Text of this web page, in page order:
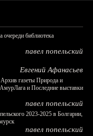
очереди библиотека
павел попельский
Евгений Афанасьев
газеты Природа и
и Последние выставки
павел попельский
2023-2025 в Болгарии,
павел попельский